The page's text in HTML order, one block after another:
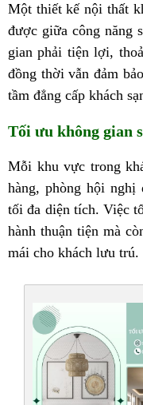
Một thiết kế nội thất
được giữa công năng
gian phải tiện lợi,
đồng thời vẫn đảm
tầm đẳng cấp khách
Tối ưu không gian
Mỗi khu vực trong
hàng, phòng hội
tối đa diện tích. Việc
hành thuận tiện mà
mái cho khách lưu trú.